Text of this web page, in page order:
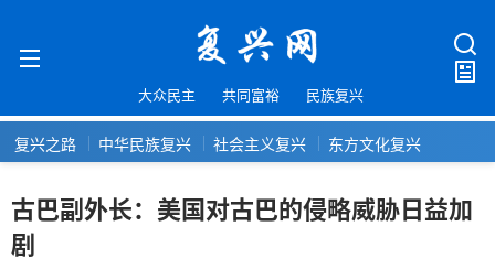
大众民主 共同富裕 民族复兴
复兴之路 中华民族复兴 社会主义复兴 东方文化复兴
古巴副外长：美国对古巴的侵略威胁日益加
剧